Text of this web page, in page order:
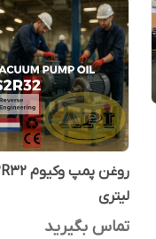
لیتری
تماس بگیرید